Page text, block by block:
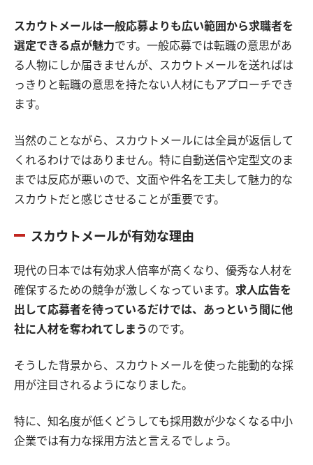
スカウトメールは一般応募よりも広い範囲から求職者を
選定できる点が魅力です。一般応募では転職の意思があ
る人物にしか届きませんが、スカウトメールを送ればは
っきりと転職の意思を持たない人材にもアプローチでき
ます。
当然のことながら、スカウトメールには全員が返信して
くれるわけではありません。特に自動送信や定型文のま
までは反応が悪いので、文面や件名を工夫して魅力的な
スカウトだと感じさせることが重要です。
スカウトメールが有効な理由
現代の日本では有効求人倍率が高くなり、優秀な人材を
確保するための競争が激しくなっています。 求人広告を
出して応募者を待っているだけでは、あっという間に他
社に人材を奪われてしまうのです。
そうした背景から、スカウトメールを使った能動的な採
用が注目されるようになりました。
特に、知名度が低くどうしても採用数が少なくなる中小
企業では有力な採用方法と言えるでしょう。